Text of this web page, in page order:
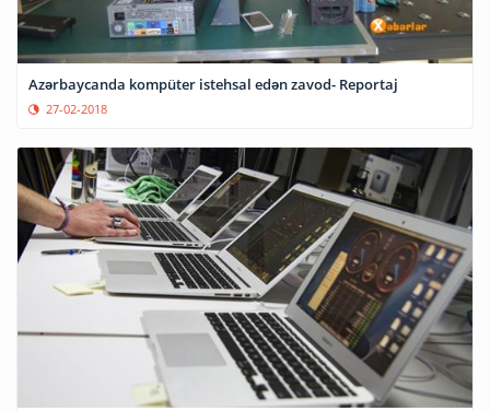
Azərbaycanda kompüter istehsal edən zavod- Reportaj
27-02-2018